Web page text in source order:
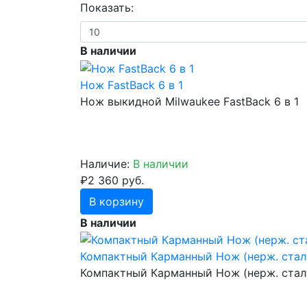
Показать:
В наличии
Нож FastBack 6 в 1
Нож выкидной Milwaukee FastBack 6 в 1
Наличие: В наличии
₽2 360 руб.
В корзину
В наличии
Компактный Карманный Нож (нерж.
Компактный Карманный Нож (нерж.